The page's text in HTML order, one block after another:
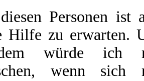
Personen ist
Hilfe zu erwarten.
würde ich
wenn sich